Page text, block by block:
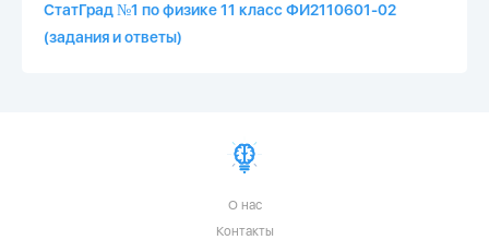
СтатГрад №1 по физике 11 класс ФИ2110601-02
(задания и ответы)
О нас
Контакты